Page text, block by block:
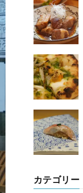
カテゴリー